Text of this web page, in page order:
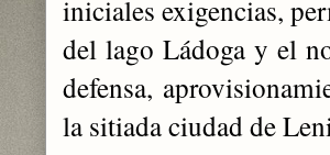
iniciales exigencias,
del lago Ládoga y el
defensa,
la sitiada ciudad de